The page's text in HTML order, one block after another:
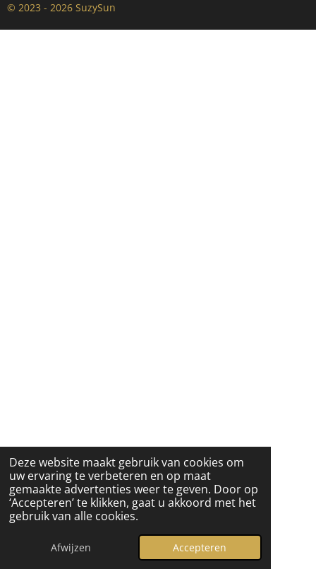
Deze website maakt gebruik van cookies om
uw ervaring te verbeteren en op maat
gemaakte advertenties weer te geven. Door op
‘Accepteren’ te klikken, gaat u akkoord met het
gebruik van alle cookies.
Afwijzen Accepteren
© 2023 - 2026 SuzySun